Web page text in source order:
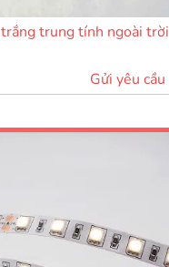
trung tính ngoài trời
Gửi yêu cầu